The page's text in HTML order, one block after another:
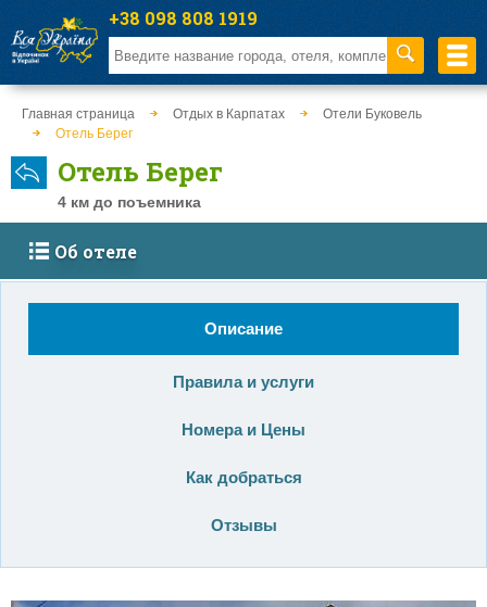
Главная страница Отдых в Карпатах
Отели Буковель
Отель Берег
Отель Берег
4 км до поъемника
Об отеле
Описание
Правила и услуги
Номера и Цены
Как добраться
Отзывы
+38 098 808 1919